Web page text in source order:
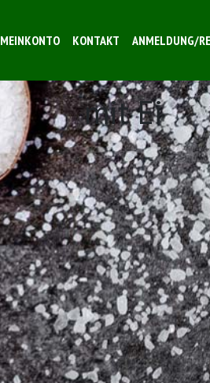
MEINKONTO KONTAKT ANMELDUNG/
mit Ei